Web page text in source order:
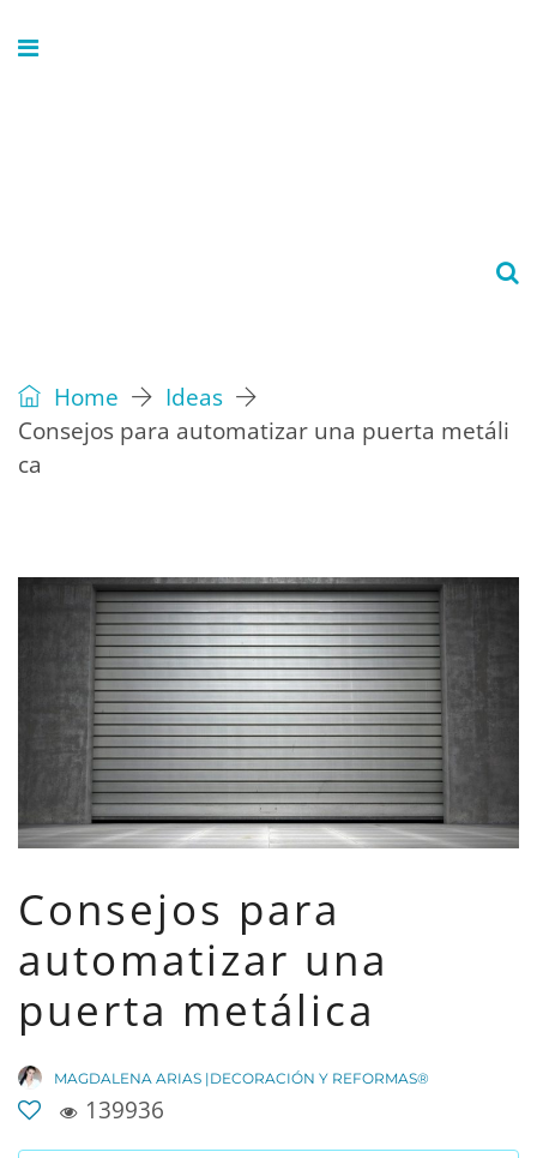
Home
Ideas
Consejos para automatizar una puerta metáli
ca
Consejos para
automatizar una
puerta metálica
MAGDALENA ARIAS |DECORACIÓN Y REFORMAS®
139936